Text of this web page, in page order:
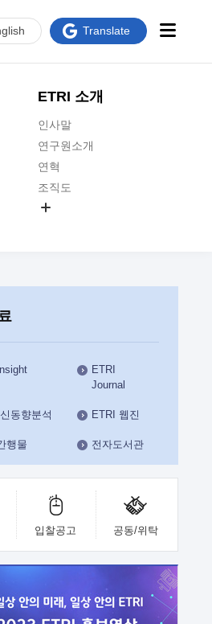
ETRI 소개
인사말
연구원소개
연혁
조직도
ETRI CI
glish Translate
ETRI
Journal
동향분석 ETRI 웹진
행물 전자도서관
입찰공고 공동/위탁